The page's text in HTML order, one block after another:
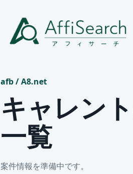
afb/A8.net
キャレン
一覧
案件情報を準備中です。